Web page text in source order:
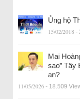
Ủng hộ
15/02/2018 -
Mai
sao” Tây
an?
11/05/2026 - 18.509